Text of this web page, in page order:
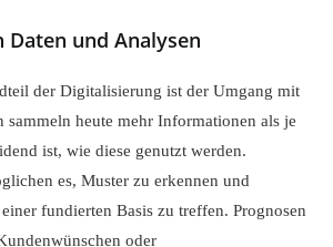
Daten und Analysen
der Digitalisierung ist der Umgang mit
sammeln heute mehr Informationen als je
ist, wie diese genutzt werden.
es, Muster zu erkennen und
fundierten Basis zu treffen. Prognosen
oder